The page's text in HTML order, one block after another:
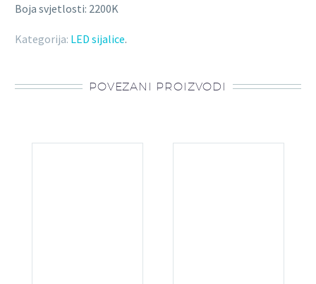
Boja svjetlosti: 2200K
Kategorija: LED sijalice.
POVEZANI PROIZVODI